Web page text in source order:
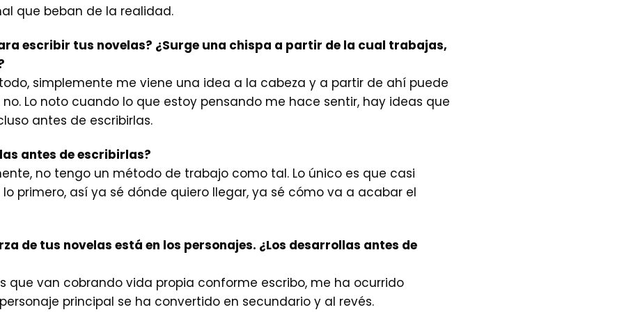
que beban de la realidad.
escribir tus novelas? ¿Surge una chispa a partir de la cual trabajas,
simplemente me viene una idea a la cabeza y a partir de ahí puede
Lo noto cuando lo que estoy pensando me hace sentir, hay ideas que
antes de escribirlas.
antes de escribirlas?
no tengo un método de trabajo como tal. Lo único es que casi
primero, así ya sé dónde quiero llegar, ya sé cómo va a acabar el
de tus novelas está en los personajes. ¿Los desarrollas antes de
que van cobrando vida propia conforme escribo, me ha ocurrido
principal se ha convertido en secundario y al revés.